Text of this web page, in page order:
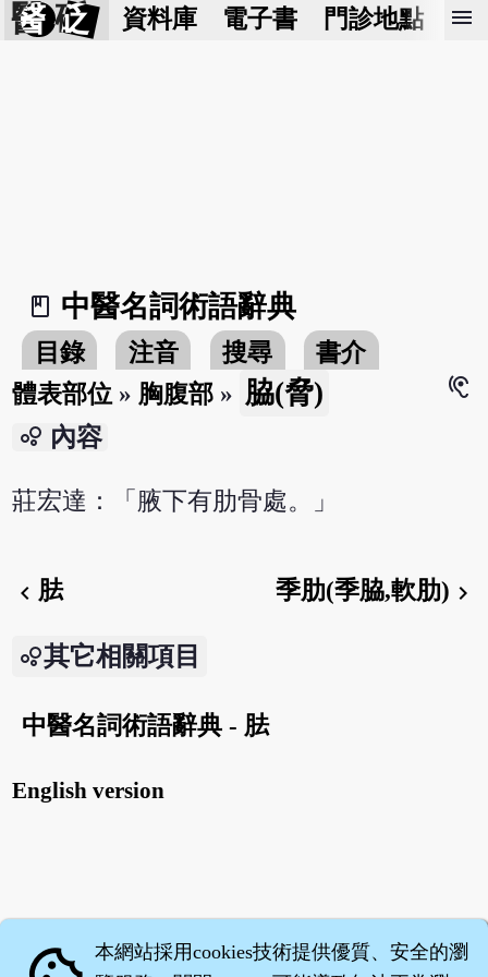
醫 砭 資料庫 電子書 門診地點 預
menu
book_2
中醫名詞術語辭典
目錄 注音 搜尋
書介
體表部位 » 胸腹部 » 脇(脅)
hearing
bubble_chart 內容
莊宏達：「腋下有肋骨處。」
chevron_left胠 季肋(季脇,軟肋) chevron_right
其它相關項目
中醫名詞術語辭典 - 胠
English version
本網站採用cookies技術提供優質、安全的瀏